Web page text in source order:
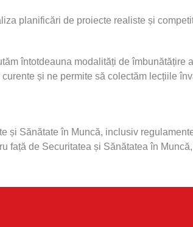
planificări de proiecte realiste și
întotdeauna modalități de îmbunătățire
și ne permite să colectăm lecțiile
și Sănătate în Muncă, inclusiv
față de Securitatea și Sănătatea în